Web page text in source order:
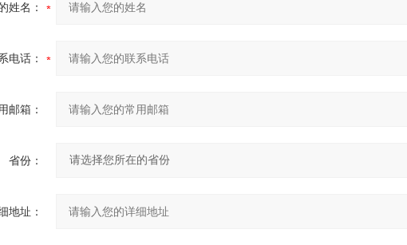
姓名：
电话：
邮箱：
省份：
地址：